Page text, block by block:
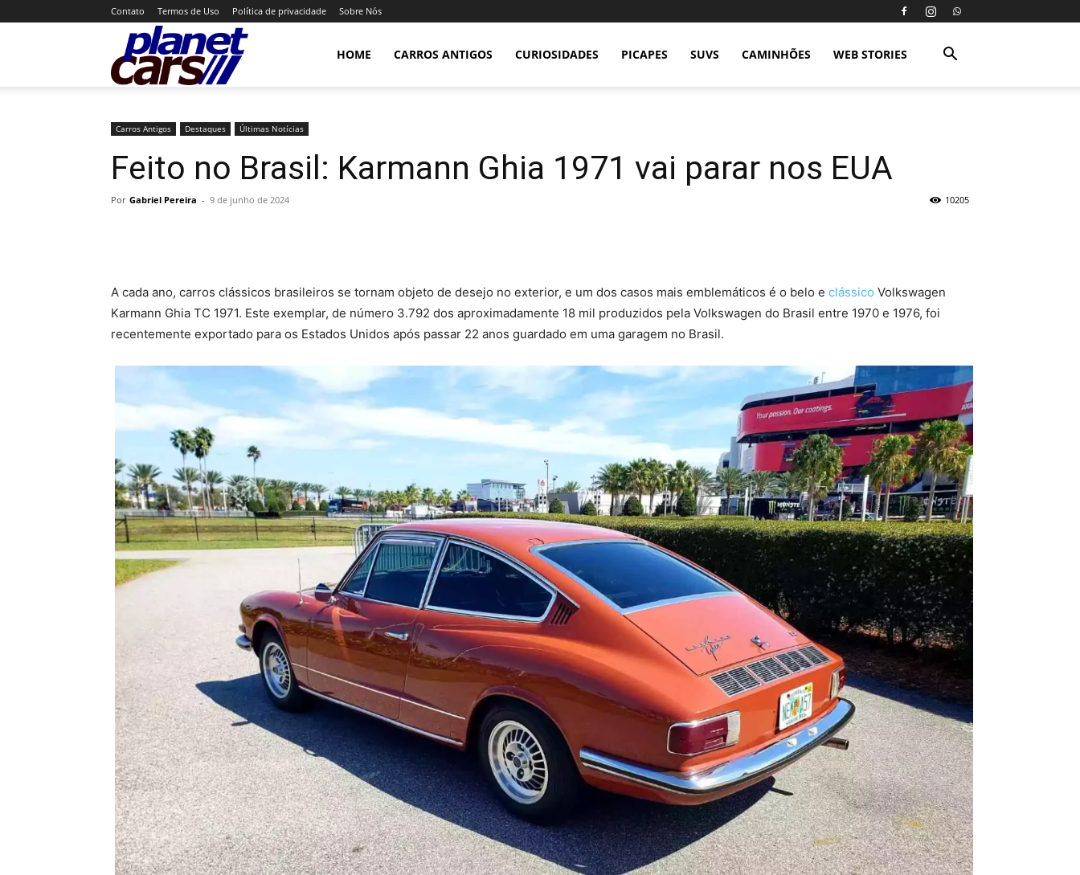
Contato Termos de Uso Política de privacidade Sobre Nós
HOME CARROS ANTIGOS CURIOSIDADES PICAPES SUVS CAMINHÕES WEB STORIES
Carros Antigos Destaques Últimas Notícias
Feito no Brasil: Karmann Ghia 1971 vai parar nos EUA
Por Gabriel Pereira - 9 de junho de 2024 10205
A cada ano, carros clássicos brasileiros se tornam objeto de desejo no exterior, e um dos casos mais emblemáticos é o belo e clássico Volkswagen
Karmann Ghia TC 1971. Este exemplar, de número 3.792 dos aproximadamente 18 mil produzidos pela Volkswagen do Brasil entre 1970 e 1976, foi
recentemente exportado para os Estados Unidos após passar 22 anos guardado em uma garagem no Brasil.